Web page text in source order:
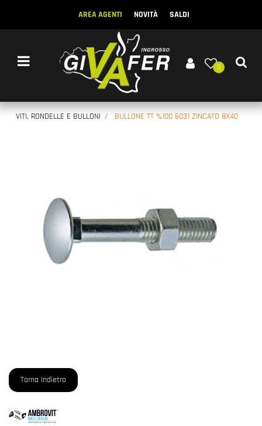
AREA AGENTI NOVITÀ SALDI
Open menu
0
VITI, RONDELLE E BULLONI BULLONE TT %100 6031 ZINCATO 8X40
Torna Indietro